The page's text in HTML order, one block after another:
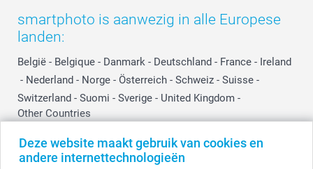
Deze website maakt gebruik van cookies en
andere internettechnologieën
smartphoto is aanwezig in alle Europese
landen:
België - Belgique - Danmark - Deutschland - France - Ireland
- Nederland - Norge - Österreich - Schweiz - Suisse -
Switzerland - Suomi - Sverige - United Kingdom -
Other Countries
Alle prijzen zijn in EURO (€) inclusief BTW en exclusief verzendkosten.